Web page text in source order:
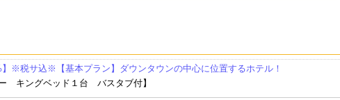
】※税サ込※【基本プラン】ダウンタウンの中心に位置するホテル！
キングベッド１台 バスタブ付】